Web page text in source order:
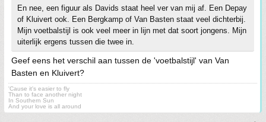
En nee, een figuur als Davids staat heel ver van mij af. Een Depay
of Kluivert ook. Een Bergkamp of Van Basten staat veel dichterbij.
Mijn voetbalstijl is ook veel meer in lijn met dat soort jongens. Mijn
uiterlijk ergens tussen die twee in.
Geef eens het verschil aan tussen de 'voetbalstijl' van Van
Basten en Kluivert?
'Cause it's easier to fly
Than to face another night
In Southern Sun
And your love is all around